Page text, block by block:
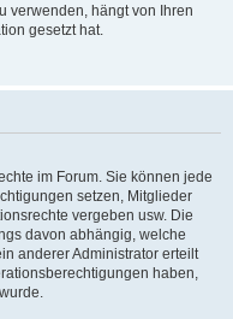
verwenden, hängt von Ihren
gesetzt hat.
im Forum. Sie können jede
setzen, Mitglieder
vergeben usw. Die
davon abhängig, welche
anderer Administrator erteilt
haben,